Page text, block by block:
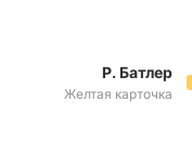
Р. Батлер
Желтая карточка